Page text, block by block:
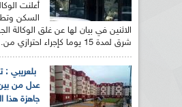
أعلنت
السكن
الاثنين في بيان لها عن غلق الوكالة
شرق لمدة 15 يوما كإجراء احترازي من...
جاهزة هذا